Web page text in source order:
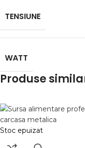
TENSIUNE
WATT
Produse
Stoc epuizat